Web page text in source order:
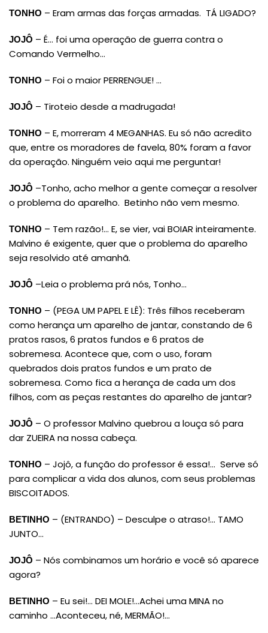
TONHO – Eram armas das forças armadas. TÁ LIGADO?
JOJÔ – É… foi uma operação de guerra contra o
Comando Vermelho…
TONHO – Foi o maior PERRENGUE! …
JOJÔ – Tiroteio desde a madrugada!
TONHO – E, morreram 4 MEGANHAS. Eu só não acredito
que, entre os moradores de favela, 80% foram a favor
da operação. Ninguém veio aqui me perguntar!
JOJÔ –Tonho, acho melhor a gente começar a resolver
o problema do aparelho. Betinho não vem mesmo.
TONHO – Tem razão!… E, se vier, vai BOIAR inteiramente.
Malvino é exigente, quer que o problema do aparelho
seja resolvido até amanhã.
JOJÔ –Leia o problema prá nós, Tonho…
TONHO – (PEGA UM PAPEL E LÊ): Três filhos receberam
como herança um aparelho de jantar, constando de 6
pratos rasos, 6 pratos fundos e 6 pratos de
sobremesa. Acontece que, com o uso, foram
quebrados dois pratos fundos e um prato de
sobremesa. Como fica a herança de cada um dos
filhos, com as peças restantes do aparelho de jantar?
JOJÔ – O professor Malvino quebrou a louça só para
dar ZUEIRA na nossa cabeça.
TONHO – Jojô, a função do professor é essa!… Serve só
para complicar a vida dos alunos, com seus problemas
BISCOITADOS.
BETINHO – (ENTRANDO) – Desculpe o atraso!… TAMO
JUNTO…
JOJÔ – Nós combinamos um horário e você só aparece
agora?
BETINHO – Eu sei!… DEI MOLE!…Achei uma MINA no
caminho …Aconteceu, né, MERMÃO!…